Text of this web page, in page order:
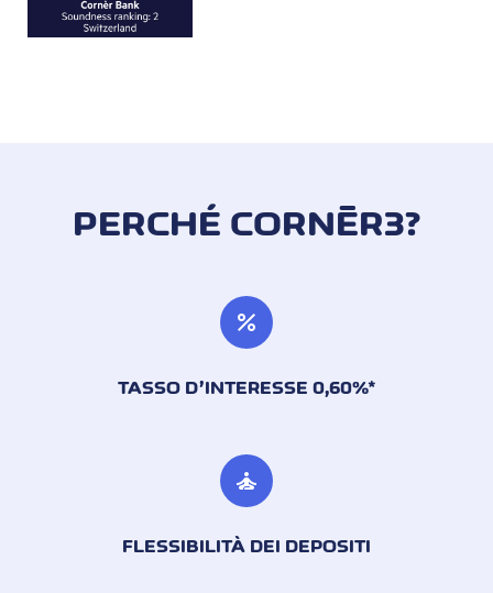
PERCHÉ CORNÈR3?
percent
TASSO D’INTERESSE 0,60%*
self_improvement
FLESSIBILITÀ DEI DEPOSITI